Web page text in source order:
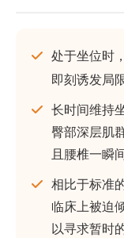
处于坐位时
即刻诱发局
长时间维持
臀部深层肌
且腰椎一瞬
相比于标准
临床上被迫
以寻求暂时